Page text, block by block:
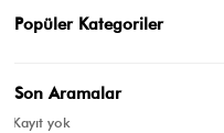
Popüler Kategoriler
Son Aramalar
Kayıt yok